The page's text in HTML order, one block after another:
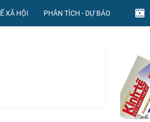
XÃ HỘI PHÂN TÍCH - DỰ BÁO